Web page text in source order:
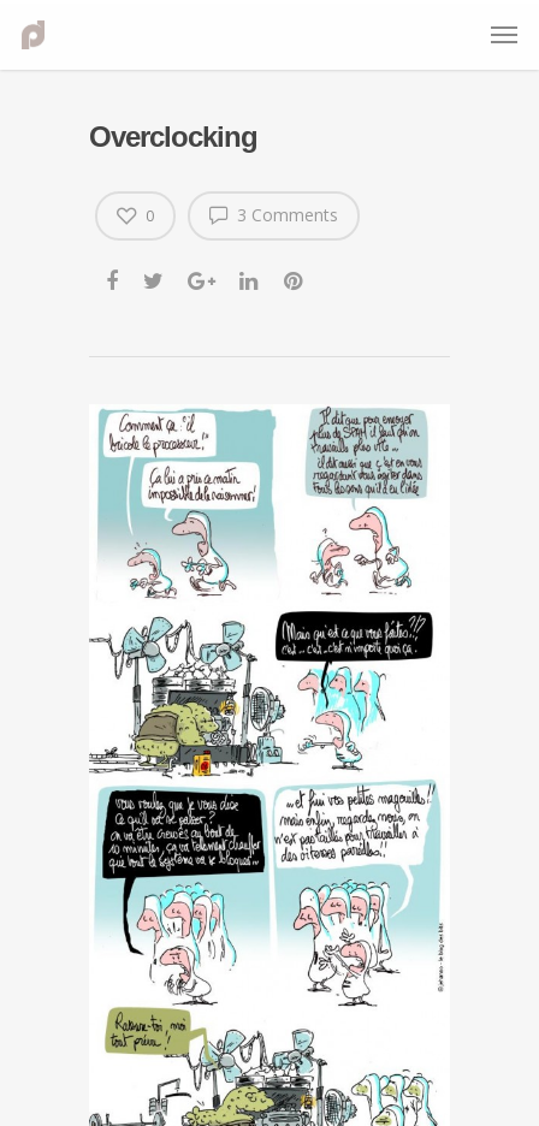
Overclocking
3 Comments
0